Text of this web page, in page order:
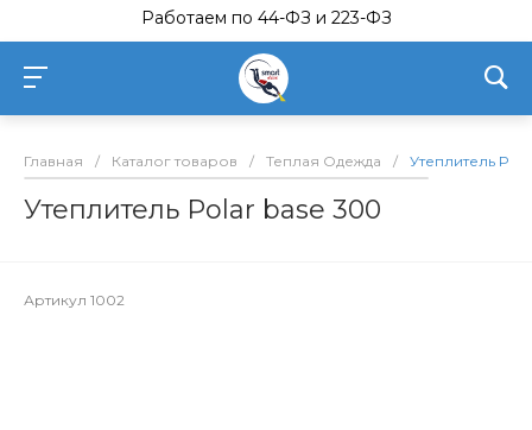
Работаем по 44-ФЗ и 223-ФЗ
Главная / Каталог товаров / Теплая Одежда / Утеплитель
Утеплитель Polar base 300
Артикул 1002